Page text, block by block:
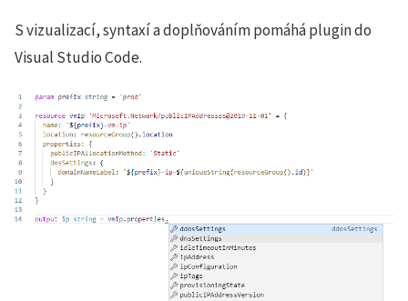
S vizualizací, syntaxí a doplňováním pomáhá plugin do
Visual Studio Code.